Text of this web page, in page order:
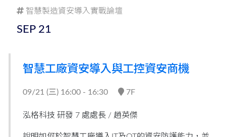
智慧製造資安導入實戰論壇
SEP 21
智慧工廠資安導入與工控資安商機
09/21 (三) 16:00 - 16:30 7F
泓格科技 研發 7 處處長 / 趙英傑